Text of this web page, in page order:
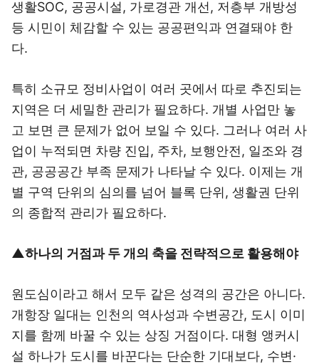
생활SOC, 공공시설, 가로경관 개선, 저층부 개방성
등 시민이 체감할 수 있는 공공편익과 연결돼야 한
다.
특히 소규모 정비사업이 여러 곳에서 따로 추진되는
지역은 더 세밀한 관리가 필요하다. 개별 사업만 놓
고 보면 큰 문제가 없어 보일 수 있다. 그러나 여러 사
업이 누적되면 차량 진입, 주차, 보행안전, 일조와 경
관, 공공공간 부족 문제가 나타날 수 있다. 이제는 개
별 구역 단위의 심의를 넘어 블록 단위, 생활권 단위
의 종합적 관리가 필요하다.
▲하나의 거점과 두 개의 축을 전략적으로 활용해야
원도심이라고 해서 모두 같은 성격의 공간은 아니다.
개항장 일대는 인천의 역사성과 수변공간, 도시 이미
지를 함께 바꿀 수 있는 상징 거점이다. 대형 앵커시
설 하나가 도시를 바꾼다는 단순한 기대보다, 수변·